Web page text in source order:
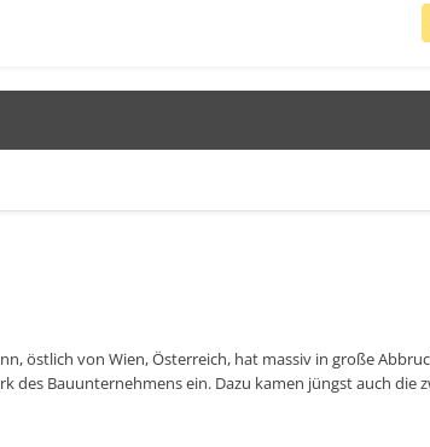
östlich von Wien, Österreich, hat massiv in große
des Bauunternehmens ein. Dazu kamen jüngst auch die